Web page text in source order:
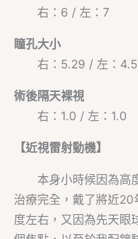
右：6 / 左：7
瞳孔大小
右：5.29 / 左：
術後隔天裸視
右：1.0 / 左：1.0
【近視雷射動機】
本身小時候因為高度
治療完全，戴了將近
度左右，又因為先天眼